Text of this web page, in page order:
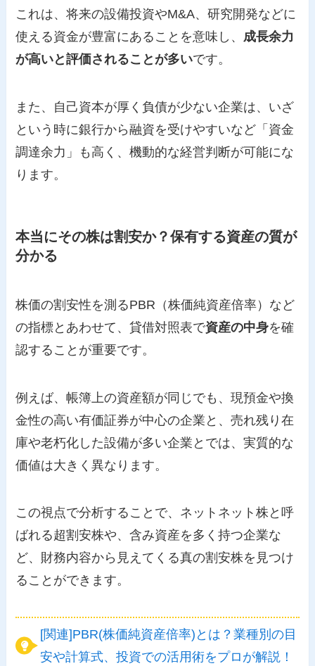
これは、将来の設備投資やM&A、研究開発などに
使える資金が豊富にあることを意味し、 成長余力
が高いと評価されることが多いです。
また、自己資本が厚く負債が少ない企業は、いざ
という時に銀行から融資を受けやすいなど「資金
調達余力」も高く、機動的な経営判断が可能にな
ります。
本当にその株は割安か？保有する資産の質が
分かる
株価の割安性を測るPBR（株価純資産倍率）など
の指標とあわせて、貸借対照表で資産の中身を確
認することが重要です。
例えば、帳簿上の資産額が同じでも、現預金や換
金性の高い有価証券が中心の企業と、売れ残り在
庫や老朽化した設備が多い企業とでは、実質的な
価値は大きく異なります。
この視点で分析することで、ネットネット株と呼
ばれる超割安株や、含み資産を多く持つ企業な
ど、財務内容から見えてくる真の割安株を見つけ
ることができます。
[関連]PBR(株価純資産倍率)とは？業種別の目
安や計算式、投資での活用術をプロが解説！